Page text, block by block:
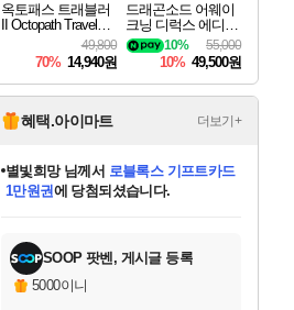
옥토패스 트래블러
II Octopath Traveler I
49,800
70% 14,940원
드래곤소드 어웨이
크닝 디럭스 에디션
DragonSword Awake
ning Deluxe Edition
55,000
10%
10% 49,500원
혜택.아이마트 더보기+
교환.
당첨되셨습니다.
당첨되셨습니다.
당첨되셨습니다.
별빛희망님께서 로블록스 기프트카드
1만원권에 당첨되셨습니다.
당첨되셨습니다.
당첨되셨습니다.
당첨되셨습니다.
당첨되셨습니다.
에디션 (스팀코드) 를 교환.
당첨되셨습니다.
SOOP 팟벤, 게시글 등록
5000이니